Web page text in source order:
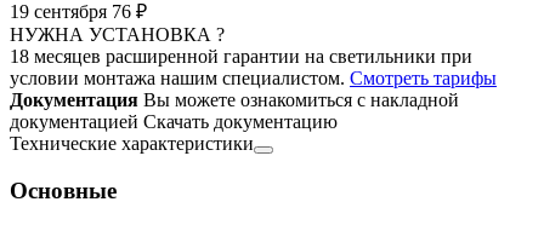
19 сентября 76 ₽
НУЖНА УСТАНОВКА ?
18 месяцев расширенной гарантии на светильники при
условии монтажа нашим специалистом. Смотреть тарифы
Документация Вы можете ознакомиться с накладной
документацией Скачать документацию
Технические характеристики
Основные